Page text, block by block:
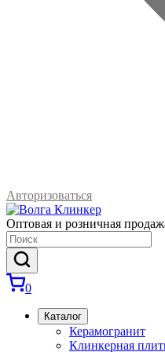
Авторизоваться
Оптовая и розничная
0
Каталог
Керамогранит
Клинкерная